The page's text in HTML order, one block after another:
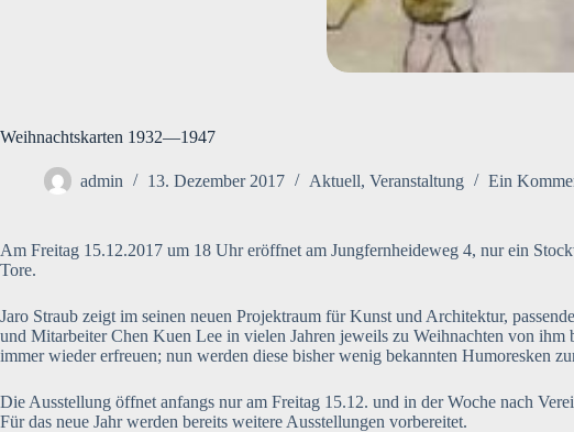
Weihnachtskarten 1932—1947
admin 13. Dezember 2017 Aktuell, Veranstaltung Ein
Am Freitag 15.12.2017 um 18 Uhr eröffnet am Jungfernheideweg 4, nur ein
Tore.
Jaro Straub zeigt im seinen neuen Projektraum für Kunst und Architektur,
und Mitarbeiter Chen Kuen Lee in vielen Jahren jeweils zu Weihnachten von ihm
immer wieder erfreuen; nun werden diese bisher wenig bekannten Humoresken
Die Ausstellung öffnet anfangs nur am Freitag 15.12. und in der Woche nach
Für das neue Jahr werden bereits weitere Ausstellungen vorbereitet.